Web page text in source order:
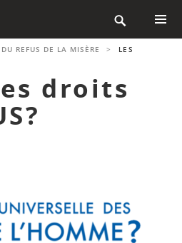

MENU
REFUS DE LA MISÈRE >
LES
droits